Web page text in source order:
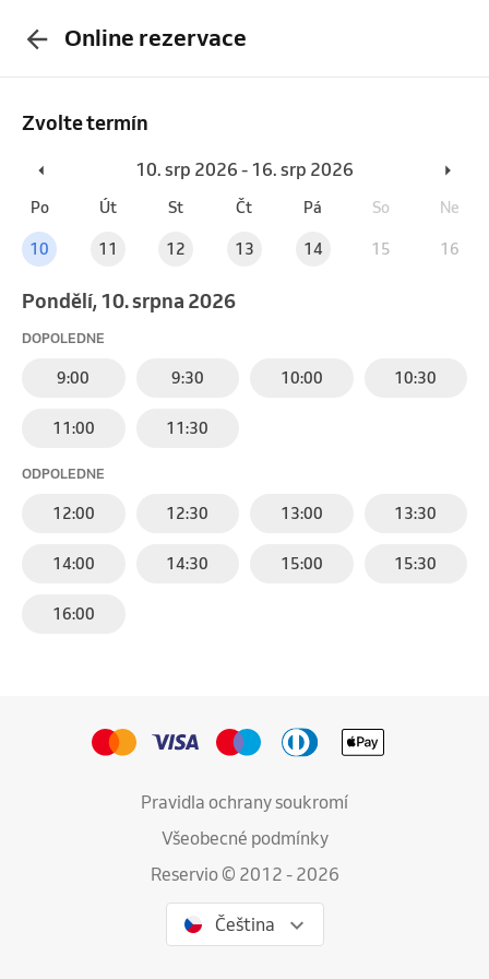
Online rezervace
Zvolte termín
10. srp 2026 - 16. srp 2026
Po Út St Čt Pá So Ne
10 11 12 13 14 15 16
pondělí, 10. srpna 2026
DOPOLEDNE
9:00 9:30 10:00 10:30
11:00 11:30
ODPOLEDNE
12:00 12:30 13:00 13:30
14:00 14:30 15:00 15:30
16:00
Pravidla ochrany soukromí
Všeobecné podmínky
Reservio © 2012 - 2026
Čeština